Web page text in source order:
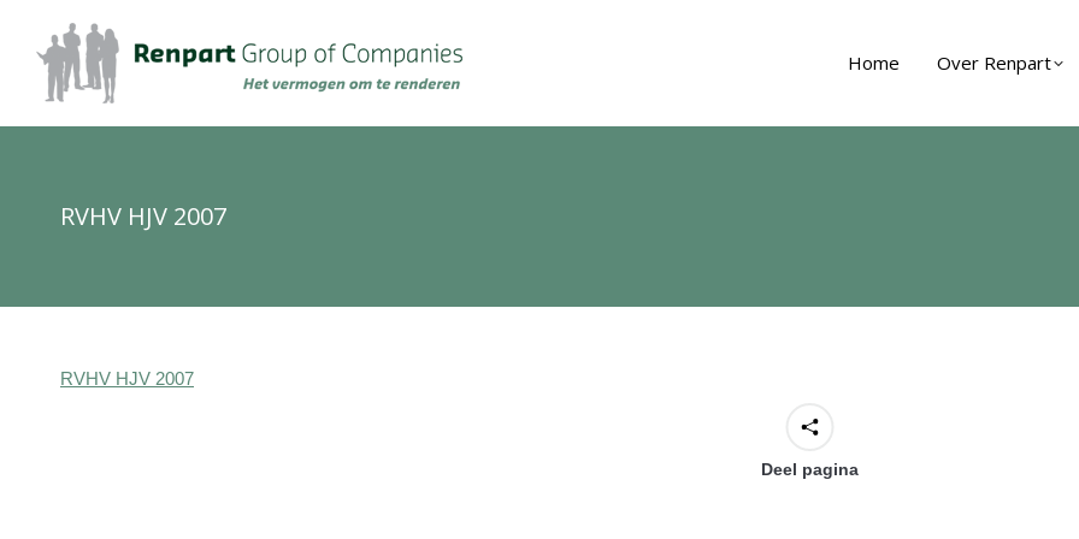
Home Over Renpart
RVHV HJV 2007
RVHV HJV 2007
Deel pagina